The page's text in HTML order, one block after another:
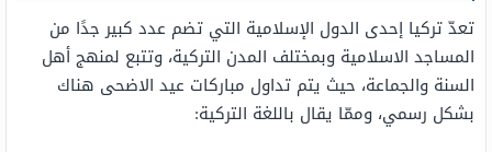
تعدّ تركيا إحدى الدول الإسلامية التي تضم عدد كبير جدًا من
المساجد الاسلامية وبمختلف المدن التركية، وتتبع لمنهج أهل
السنة والجماعة، حيث يتم تداول مباركات عيد الاضحى هناك
بشكل رسمي، وممّا يقال باللغة التركية: